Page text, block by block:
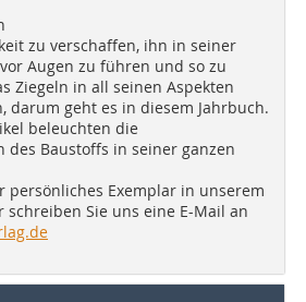
zu verschaffen, ihn in seiner
Augen zu führen und so zu
Ziegeln in all seinen Aspekten
darum geht es in diesem Jahrbuch.
beleuchten die
des Baustoffs in seiner ganzen
persönliches Exemplar in unserem
schreiben Sie uns eine E-Mail an